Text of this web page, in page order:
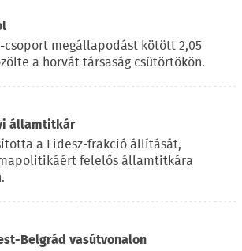
megállapodást kötött 2,05
a horvát társaság csütörtökön.
államtitkár
a Fidesz-frakció állítását,
felelős államtitkára
Belgrád vasútvonalon